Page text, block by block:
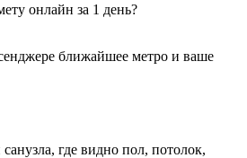
онлайн за 1 день?
ближайшее метро и ваше
где видно пол, потолок,